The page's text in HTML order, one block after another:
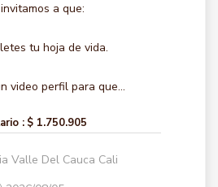
a que:
tu hoja de vida.
video perfil para que...
: $ 1.750.905
Valle Del Cauca Cali